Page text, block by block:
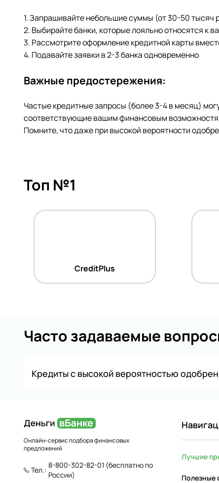
1. Запрашивайте небольшие суммы (от 30-50 тысяч
2. Выбирайте банки, которые лояльно относятся к
3. Рассмотрите оформление кредитной карты
4. Подавайте заявки в 2-3 банка одновременно
Важные предостережения:
Частые кредитные запросы (более 3-4 в месяц)
соответствующие вашим финансовым
Помните, что даже при высокой вероятности
Топ №1
CreditPlus
Часто задаваемые
Кредиты с высокой вероятностью
Онлайн-сервис подбора финансовых
предложений
Тел.:
8-800-302-82-01 (бесплатно по
России)
Лучшие
Полезные